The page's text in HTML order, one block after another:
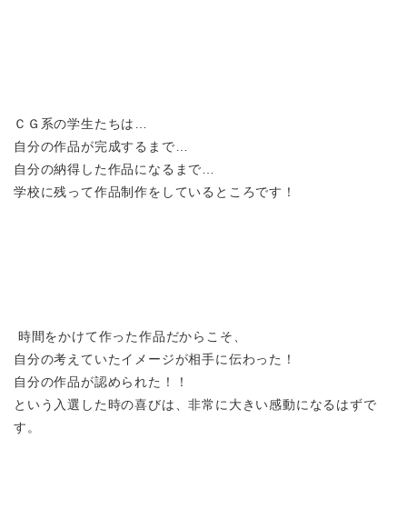
ＣＧ系の学生たちは…
自分の作品が完成するまで…
自分の納得した作品になるまで…
学校に残って作品制作をしているところです！
時間をかけて作った作品だからこそ、
自分の考えていたイメージが相手に伝わった！
自分の作品が認められた！！
という入選した時の喜びは、非常に大きい感動になるはずで
す。